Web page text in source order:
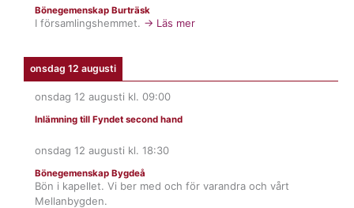
Bönegemenskap Burträsk
I församlingshemmet. → Läs mer
onsdag 12 augusti
onsdag 12 augusti kl. 09:00
Inlämning till Fyndet second hand
onsdag 12 augusti kl. 18:30
Bönegemenskap Bygdeå
Bön i kapellet. Vi ber med och för varandra och vårt
Mellanbygden.